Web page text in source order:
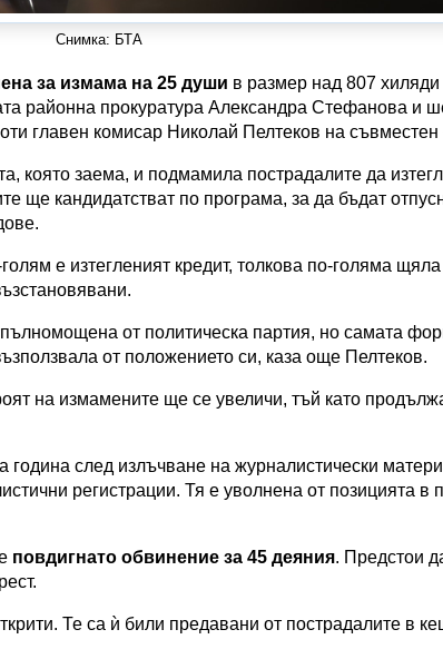
Снимка: БТА
за измама на 25 души в размер над 807 хиляди
районна прокуратура Александра Стефанова и
главен комисар Николай Пелтеков на съвместен
която заема, и подмамила пострадалите да
ще кандидатстват по програма, за да бъдат
голям е изтегленият кредит, толкова по-голяма
от политическа партия, но самата
от положението си, каза още Пелтеков.
на измамените ще се увеличи, тъй като
година след излъчване на журналистически
регистрации. Тя е уволнена от позицията в
повдигнато обвинение за 45 деяния. Предстои
Те са ѝ били предавани от пострадалите в